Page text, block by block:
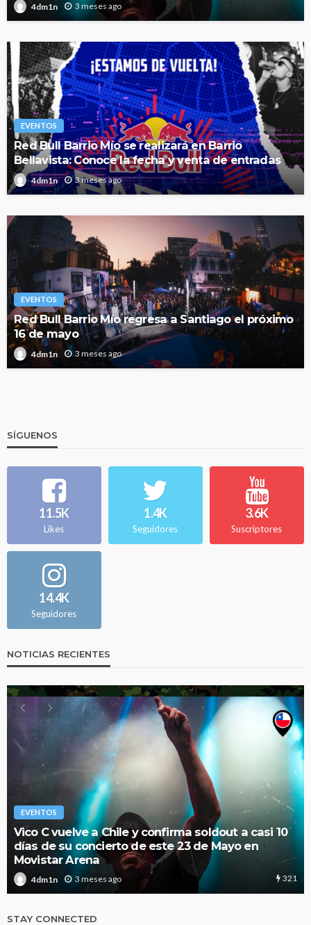
4dm1n 3 meses ago
EVENTOS
Red Bull Barrio Mío se realizará en Barrio
Bellavista: Conoce la fecha y venta de entradas
4dm1n 3 meses ago
EVENTOS
Red Bull Barrio Mío regresa a Santiago el próximo
16 de mayo
4dm1n 3 meses ago
SÍGUENOS
11.5K
Likes
1.4K
Seguidores
3.6K
Suscriptores
14.4K
Seguidores
NOTICIAS RECIENTES
EVENTOS
La Mala Rodriguez estará este 16 de Junio en
Estocolmo
junto a Molotov
4dm1n 2 meses ago 330
STAY CONNECTED